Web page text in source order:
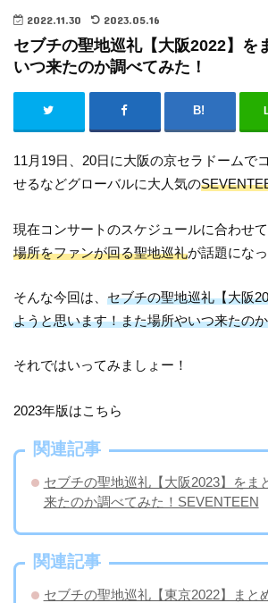
2022.11.30 2023.05.16
セブチの聖地巡礼【大阪2022】を
いつ来たのか調べてみた！
11月19日、20日に大阪の京セラドームで
せるなどグローバルに大人気の
現在コンサートのスケジュールに合わせて
場所をファンが回る聖地巡礼が話題にな
そんな今回は、セブチの聖地巡礼【大阪
ようと思います！また場所やいつ来たの
それではいってみましょー！
2023年版はこちら
関連記事
セブチの聖地巡礼【大阪2023】をま
来たのか調べてみた！SEVENTEEN
関連記事
セブチの聖地巡礼【東京2022】まと